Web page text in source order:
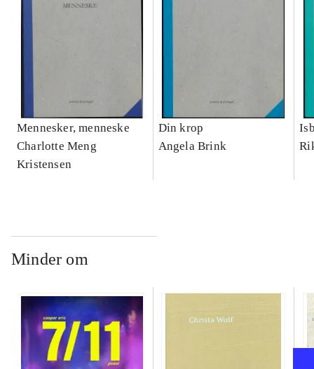
Mennesker, menneske
Charlotte Meng
Kristensen
Din krop
Angela Brink
Minder om